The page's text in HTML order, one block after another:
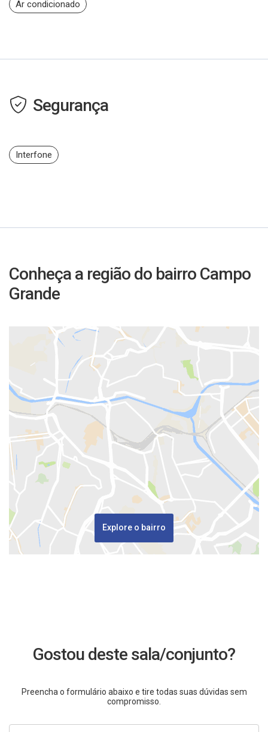
Ar condicionado
Segurança
Interfone
Conheça a região do bairro Campo
Grande
Explore o bairro
Gostou deste sala/conjunto?
Preencha o formulário abaixo e tire todas suas dúvidas sem
compromisso.